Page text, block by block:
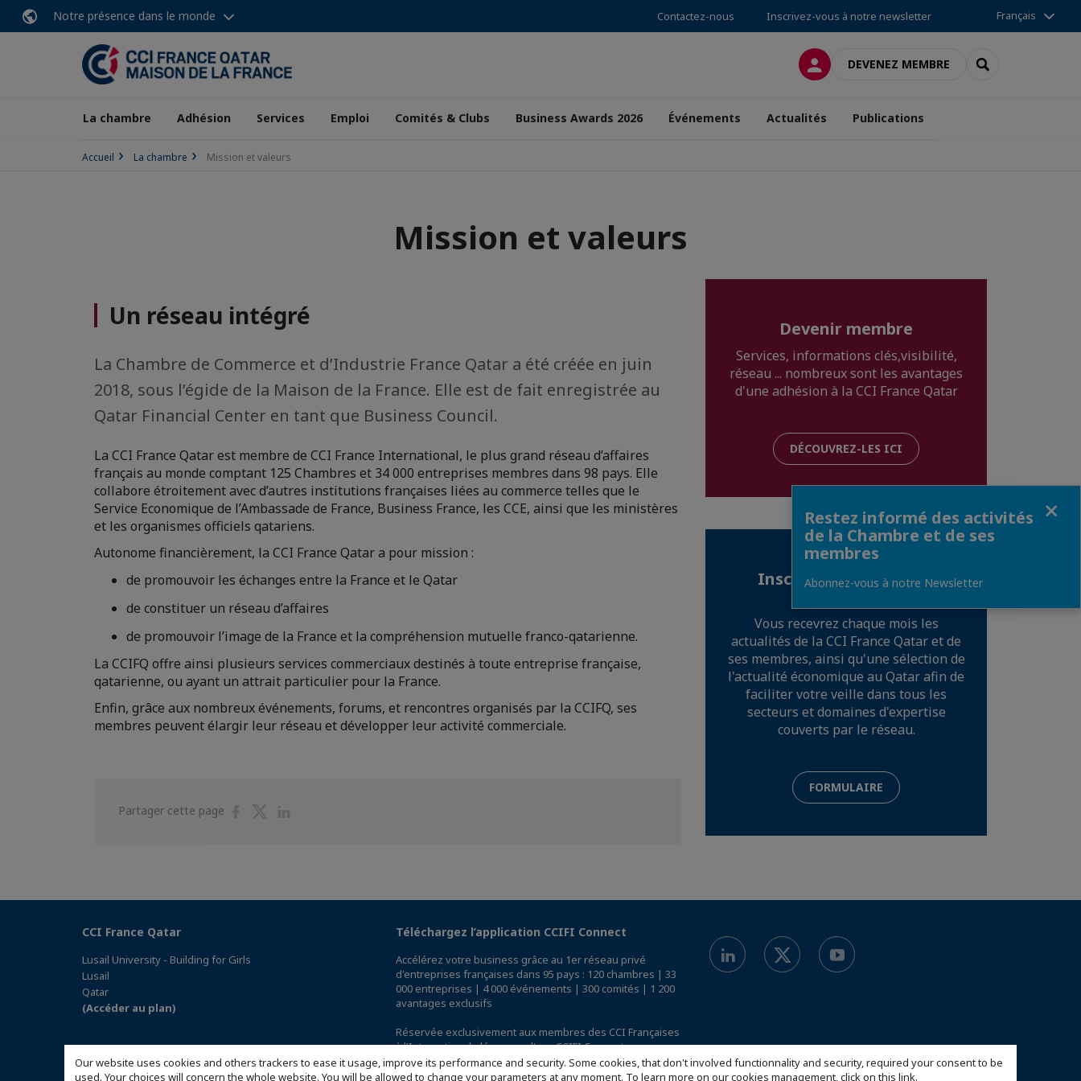
Our website uses cookies and others trackers to ease it usage, improve its performance and security. Some cookies, that don't involved functionnality and security, required your consent to be
used. Your choices will concern the whole website. You will be allowed to change your parameters at any moment. To learn more on our cookies management,click on this link.
Notre présence dans le monde Contactez-nous Inscrivez-vous à notre newsletter Français
CONNEXIONDEVENEZ MEMBRE RECHERCHER
La chambre Adhésion Services Emploi Comités & Clubs Business Awards 2026 Événements Actualités Publications
Accueil La chambre Mission et valeurs
Mission et valeurs
Un réseau intégré
La Chambre de Commerce et d’Industrie France Qatar a été créée en juin
2018, sous l’égide de la Maison de la France. Elle est de fait enregistrée au
Qatar Financial Center en tant que Business Council.
La CCI France Qatar est membre de CCI France International, le plus grand réseau d’affaires
français au monde comptant 125 Chambres et 34 000 entreprises membres dans 98 pays. Elle
collabore étroitement avec d’autres institutions françaises liées au commerce telles que le
Service Economique de l’Ambassade de France, Business France, les CCE, ainsi que les ministères
et les organismes officiels qatariens.
Autonome financièrement, la CCI France Qatar a pour mission :
de promouvoir les échanges entre la France et le Qatar
de constituer un réseau d’affaires
de promouvoir l’image de la France et la compréhension mutuelle franco-qatarienne.
La CCIFQ offre ainsi plusieurs services commerciaux destinés à toute entreprise française,
qatarienne, ou ayant un attrait particulier pour la France.
Enfin, grâce aux nombreux événements, forums, et rencontres organisés par la CCIFQ, ses
membres peuvent élargir leur réseau et développer leur activité commerciale.
Partager cette page
PartagerPartager
Devenir membre
Services, informations clés,visibilité,
réseau ... nombreux sont les avantages
d'une adhésion à la CCI France Qatar
DÉCOUVREZ-LES ICI
Inscrivez vous à notre
Vous recevrez chaque mois les
actualités de la CCI France Qatar et de
ses membres, ainsi qu'une sélection de
l'actualité économique au Qatar afin de
faciliter votre veille dans tous les
secteurs et domaines d'expertise
couverts par le réseau.
FORMULAIRE
CCI France Qatar
Lusail University - Building for Girls
Lusail
Qatar
(Accéder au plan)
Téléchargez l’application CCIFI Connect
Accélérez votre business grâce au 1er réseau privé
d'entreprises françaises dans 95 pays : 120 chambres | 33
000 entreprises | 4 000 événements | 300 comités | 1 200
avantages exclusifs
Réservée exclusivement aux membres des CCI Françaises
à l'International,découvrez l'app CCIFI Connect.
Restez informé des activités
de la Chambre et de ses
membres
Abonnez-vous à notre Newsletter